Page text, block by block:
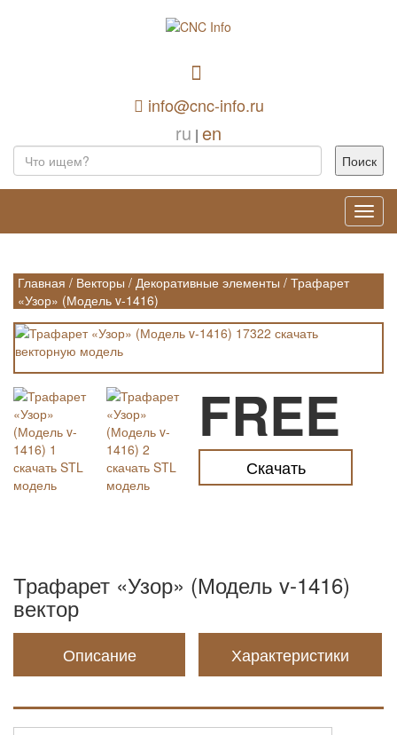
info@cnc-info.ru
ru | en
Главная / Векторы / Декоративные элементы / Трафарет
«Узор» (Модель v-1416)
FREE
Скачать
Трафарет «Узор» (Модель v-1416)
вектор
Описание Характеристики